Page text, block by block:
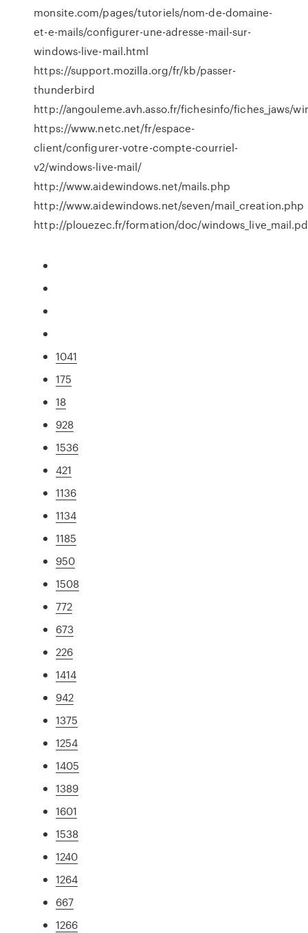
monsite.com/pages/tutoriels/nom-de-domaine-
et-e-mails/configurer-une-adresse-mail-sur-
windows-live-mail.html
https://support.mozilla.org/fr/kb/passer-
thunderbird
http://angouleme.avh.asso.fr/fichesinfo/fiches_jaws/
https://www.netc.net/fr/espace-
client/configurer-votre-compte-courriel-
v2/windows-live-mail/
http://www.aidewindows.net/mails.php
http://www.aidewindows.net/seven/mail_creation.php
http://plouezec.fr/formation/doc/
1041
175
18
928
1536
421
1136
1134
1185
950
1508
772
673
226
1414
942
1375
1254
1405
1389
1601
1538
1240
1264
667
1266